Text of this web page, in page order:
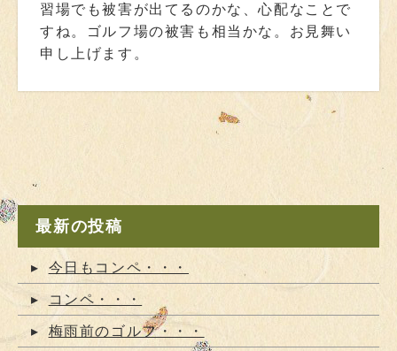
習場でも被害が出てるのかな、心配なことで
すね。ゴルフ場の被害も相当かな。お見舞い
申し上げます。
最新の投稿
今日もコンペ・・・
コンペ・・・
梅雨前のゴルフ・・・